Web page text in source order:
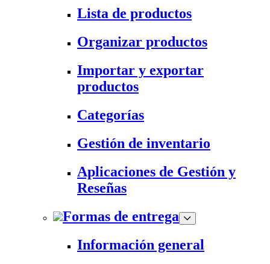
Lista de productos
Organizar productos
Importar y exportar
productos
Categorías
Gestión de inventario
Aplicaciones de Gestión y
Reseñas
Formas de entrega
Información general